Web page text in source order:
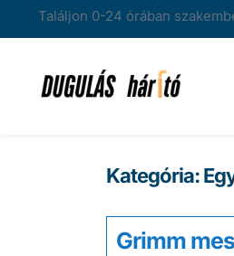
Találjon 0-24 órában
Kategória:
Grimm